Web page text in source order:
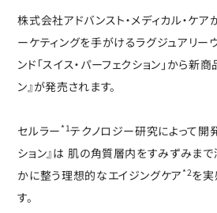
株式会社アドバンスト・メディカル・ケ
ーケティングを手がけるラグジュアリー
ンド「スイス・パーフェクション」から新
ン』が発売されます。
セルラー *1テクノロジー研究によって開
ション』は 肌の角質層内をすみずみま
かに整う理想的なエイジングケア *2を
す。